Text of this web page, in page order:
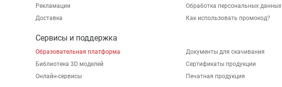
Рекламации
Доставка
Обработка персональных данных
Как использовать промокод?
Сервисы и поддержка
Образовательная платформа
Библиотека 3D моделей
Онлайн-сервисы
Документы для скачивания
Сертификаты продукции
Печатная продукция